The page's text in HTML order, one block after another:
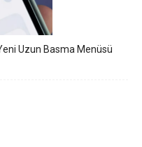
Uzun Basma Menüsü